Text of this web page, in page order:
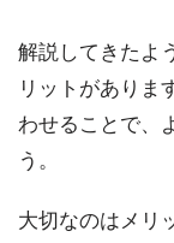
解説してきたよ
リットがありま
わせることで、
う。
大切なのはメリ